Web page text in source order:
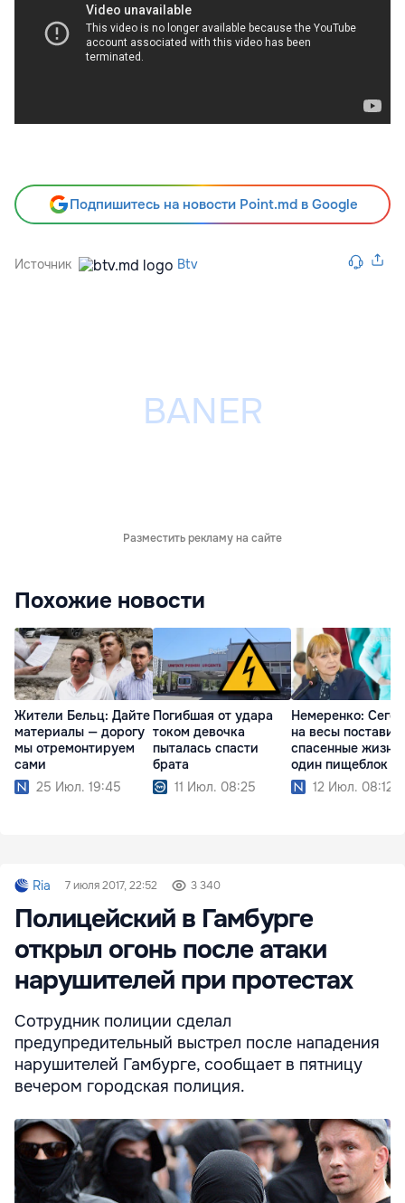
Подпишитесь на новости Point.md в Google
Источник Btv
Разместить рекламу на сайте
Похожие новости
Жители Бельц: Дайте
материалы — дорогу
мы отремонтируем
сами
25 Июл. 19:45
Погибшая от удара
током девочка
пыталась спасти
брата
11 Июл. 08:25
Немеренко:
на весы
спасенные жизни
один пищеблок
12 Июл. 08:12
Ria 7 июля 2017, 22:52 3 340
Полицейский в Гамбурге
открыл огонь после атаки
нарушителей при протестах
Сотрудник полиции сделал
предупредительный выстрел после нападения
нарушителей Гамбурге, сообщает в пятницу
вечером городская полиция.